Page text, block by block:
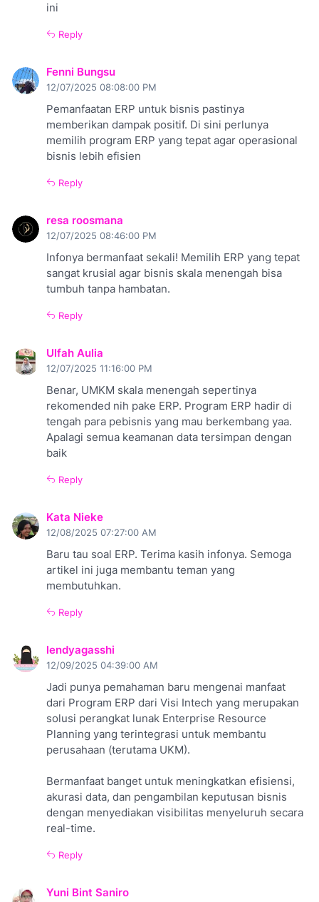
ini
Reply
Fenni Bungsu
12/07/2025 08:08:00 PM
Pemanfaatan ERP untuk bisnis pastinya
memberikan dampak positif. Di sini perlunya
memilih program ERP yang tepat agar operasional
bisnis lebih efisien
Reply
resa roosmana
12/07/2025 08:46:00 PM
Infonya bermanfaat sekali! Memilih ERP yang tepat
sangat krusial agar bisnis skala menengah bisa
tumbuh tanpa hambatan.
Reply
Ulfah Aulia
12/07/2025 11:16:00 PM
Benar, UMKM skala menengah sepertinya
rekomended nih pake ERP. Program ERP hadir di
tengah para pebisnis yang mau berkembang yaa.
Apalagi semua keamanan data tersimpan dengan
baik
Reply
Kata Nieke
12/08/2025 07:27:00 AM
Baru tau soal ERP. Terima kasih infonya. Semoga
artikel ini juga membantu teman yang
membutuhkan.
Reply
lendyagasshi
12/09/2025 04:39:00 AM
Jadi punya pemahaman baru mengenai manfaat
dari Program ERP dari Visi Intech yang merupakan
solusi perangkat lunak Enterprise Resource
Planning yang terintegrasi untuk membantu
perusahaan (terutama UKM).
Bermanfaat banget untuk meningkatkan efisiensi,
akurasi data, dan pengambilan keputusan bisnis
dengan menyediakan visibilitas menyeluruh secara
real-time.
Reply
Yuni Bint Saniro